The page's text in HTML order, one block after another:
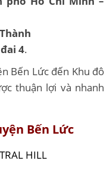
4.
Bến Lức đến Khu đô
thuận lợi và nhanh
Bến Lức
HILL